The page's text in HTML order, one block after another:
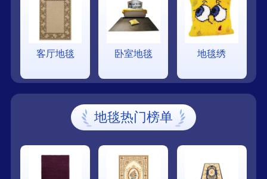
客厅地毯 卧室地毯 地毯绣
地毯热门榜单